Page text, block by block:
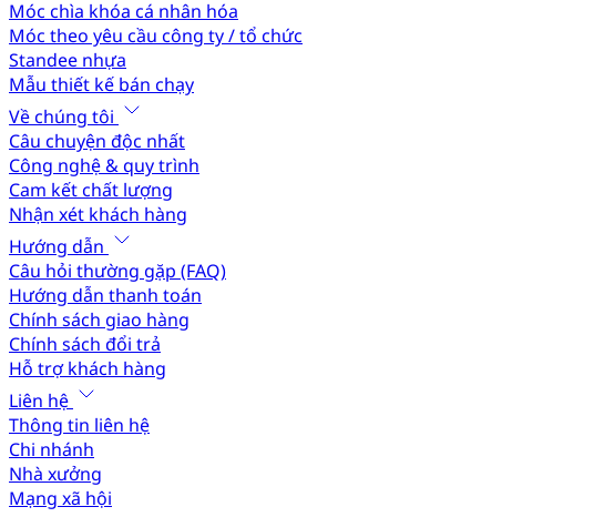
Móc chìa khóa cá nhân hóa
Móc theo yêu cầu công ty / tổ chức
Standee nhựa
Mẫu thiết kế bán chạy
Về chúng tôi
Câu chuyện độc nhất
Công nghệ & quy trình
Cam kết chất lượng
Nhận xét khách hàng
Hướng dẫn
Câu hỏi thường gặp (FAQ)
Hướng dẫn thanh toán
Chính sách giao hàng
Chính sách đổi trả
Hỗ trợ khách hàng
Liên hệ
Thông tin liên hệ
Chi nhánh
Nhà xưởng
Mạng xã hội